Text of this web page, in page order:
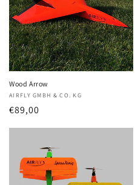
Wood Arrow
Anbieter:
AIRFLY GMBH & CO. KG
Normaler
€89,00